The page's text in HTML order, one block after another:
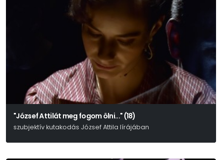
"József Attilát meg fogom ölni..." (18)
szubjektív kutakodás József Attila lírájában